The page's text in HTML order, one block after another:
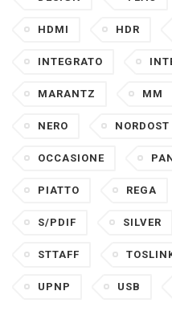
HDMI HDR
INTEGRATO
MARANTZ MM
NERO NORDOST
OCCASIONE
PIATTO REGA
S/PDIF SILVER
STTAFF
UPNP USB